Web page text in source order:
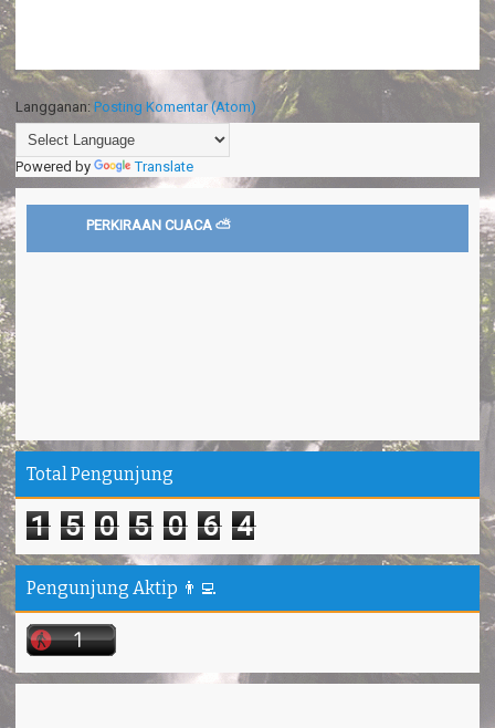
Langganan: Posting Komentar (Atom)
Powered by Translate
PERKIRAAN CUACA ⛅
Total Pengunjung
1 5 0 5 0 6 4
Pengunjung Aktip 👨‍💻